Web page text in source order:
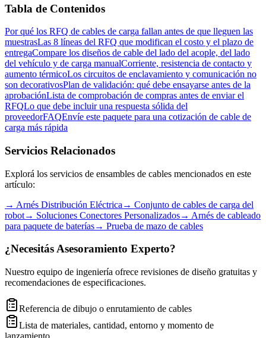
Tabla de Contenidos
Por qué los RFQ de cables de carga fallan antes de que lleguen las
muestrasLas 8 líneas del RFQ que modifican el costo y el plazo de
entregaCompare los diseños de cable del lado del acople, del lado
del vehículo y de carga manualCorriente, resistencia de contacto y
aumento térmicoLos circuitos de enclavamiento y comunicación no
son decorativosPlan de validación: qué debe ensayarse antes de la
aprobaciónLista de comprobación de compras antes de enviar el
RFQLo que debe incluir una respuesta sólida del
proveedorFAQEnvíe este paquete para una cotización de cable de
carga más rápida
Servicios Relacionados
Explorá los servicios de ensambles de cables mencionados en este
artículo:
→ Arnés Distribución Eléctrica → Conjunto de cables de carga del
robot→ Soluciones Conectores Personalizados→ Arnés de cableado
para paquete de baterías→ Prueba de mazo de cables
¿Necesitás Asesoramiento Experto?
Nuestro equipo de ingeniería ofrece revisiones de diseño gratuitas y
recomendaciones de especificaciones.
Referencia de dibujo o enrutamiento de cables
Lista de materiales, cantidad, entorno y momento de